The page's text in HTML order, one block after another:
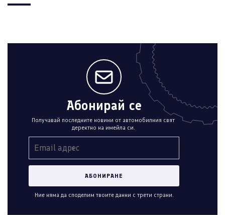
Абонирай се
Получавай последните новини от автомобилния свят
деректно на имейла си.
Ние няма да споделим твоите данни с трети страни.